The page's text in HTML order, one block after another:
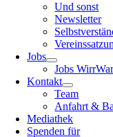
Und sonst
Newsletter
Jobs
Jobs
Kontakt
Team
Anfahrt &
Mediathek
Spenden für